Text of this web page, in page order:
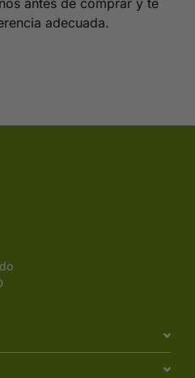
antes de comprar y te
adecuada.